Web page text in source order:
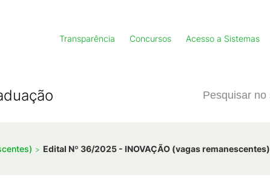
Transparência Concursos Acesso a Sistemas
Edital Nº 36/2025 - INOVAÇÃO (vagas remanescentes)